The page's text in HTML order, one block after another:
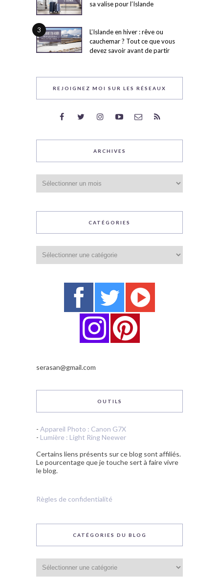
sa valise pour l’Islande
3
L’Islande en hiver : rêve ou
cauchemar ? Tout ce que vous
devez savoir avant de partir
REJOIGNEZ MOI SUR LES RÉSEAUX
ARCHIVES
CATÉGORIES
serasan@gmail.com
OUTILS
- Appareil Photo : Canon G7X
- Lumière : Light Ring Neewer
Certains liens présents sur ce blog sont affiliés.
Le pourcentage que je touche sert à faire vivre
le blog.
Règles de confidentialité
CATÉGORIES DU BLOG
du